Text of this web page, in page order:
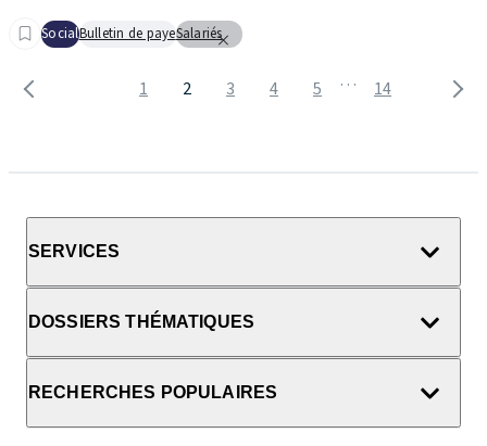
SocialBulletin de payeSalariés
1 2 3 4 5 … 14
SERVICES
DOSSIERS THÉMATIQUES
RECHERCHES POPULAIRES